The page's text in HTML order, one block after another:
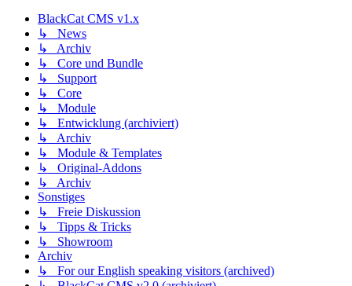
BlackCat CMS v1.x
↳ News
↳ Archiv
↳ Core und Bundle
↳ Support
↳ Core
↳ Module
↳ Entwicklung (archiviert)
↳ Archiv
↳ Module & Templates
↳ Original-Addons
↳ Archiv
Sonstiges
↳ Freie Diskussion
↳ Tipps & Tricks
↳ Showroom
Archiv
↳ For our English speaking visitors (archived)